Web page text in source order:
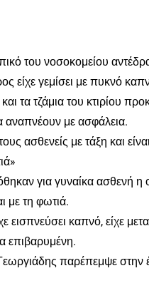
του νοσοκομείου
είχε γεμίσει με πυκνό
τα τζάμια του κτιρίου
αναπνέουν με ασφάλεια.
ασθενείς με τάξη και
για γυναίκα ασθενή
με τη φωτιά.
εισπνεύσει καπνό, είχε
επιβαρυμένη.
παρέπεμψε στην